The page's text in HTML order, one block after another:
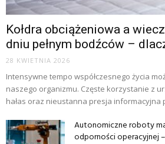
Kołdra obciążeniowa a
dniu pełnym bodźców –
28 KWIETNIA 2026
Intensywne tempo współczesnego życia
naszego organizmu. Częste korzystanie z
hałas oraz nieustanna presja informacyjna
Autonomiczne roboty
odporności operacyjnej